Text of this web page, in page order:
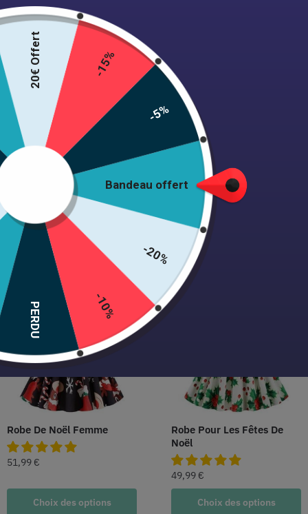
Découvrir la collection
Robes années 60
À partir de 45,99€
Découvrir la collection
Nos Vêtement Pin-up les plus
vendus
Robe De Noël Femme
51,99 €
Choix des options
Robe Pour Les Fêtes De
Noël
49,99 €
Choix des options
Bandeau offert
-20%
-10%
PERDU
20€ Offert -15%
-5%